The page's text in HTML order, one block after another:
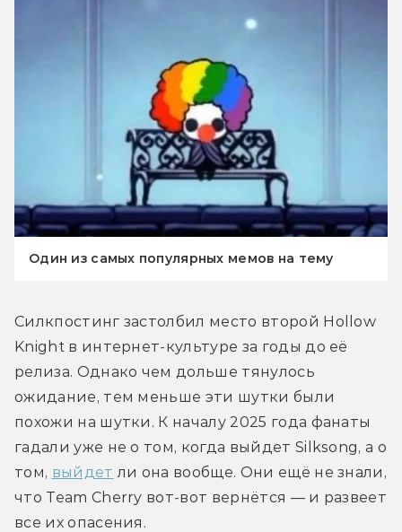
Один из самых популярных мемов на тему
Силкпостинг застолбил место второй Hollow
Knight в интернет-культуре за годы до её
релиза. Однако чем дольше тянулось
ожидание, тем меньше эти шутки были
похожи на шутки. К началу 2025 года фанаты
гадали уже не о том, когда выйдет Silksong, а о
том, выйдет ли она вообще. Они ещё не знали,
что Team Cherry вот-вот вернётся — и развеет
все их опасения.